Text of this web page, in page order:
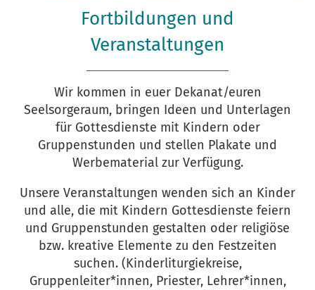
Fortbildungen und
Veranstaltungen
Wir kommen in euer Dekanat/euren
Seelsorgeraum, bringen Ideen und Unterlagen
für Gottesdienste mit Kindern oder
Gruppenstunden und stellen Plakate und
Werbematerial zur Verfügung.
Unsere Veranstaltungen wenden sich an Kinder
und alle, die mit Kindern Gottesdienste feiern
und Gruppenstunden gestalten oder religiöse
bzw. kreative Elemente zu den Festzeiten
suchen. (Kinderliturgiekreise,
Gruppenleiter*innen, Priester, Lehrer*innen,